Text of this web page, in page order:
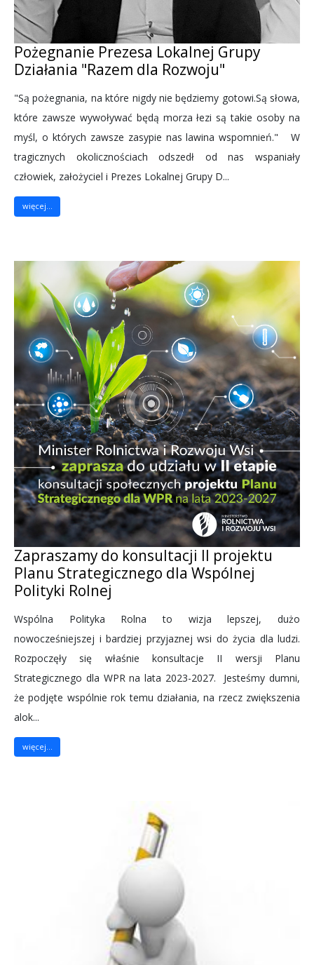
Pożegnanie Prezesa Lokalnej Grupy
Działania "Razem dla Rozwoju"
"Są pożegnania, na które nigdy nie będziemy gotowi.Są słowa,
które zawsze wywoływać będą morza łezi są takie osoby na
myśl, o których zawsze zasypie nas lawina wspomnień." W
tragicznych okolicznościach odszedł od nas wspaniały
człowiek, założyciel i Prezes Lokalnej Grupy D...
więcej...
Zapraszamy do konsultacji II projektu
Planu Strategicznego dla Wspólnej
Polityki Rolnej
Wspólna Polityka Rolna to wizja lepszej, dużo
nowocześniejszej i bardziej przyjaznej wsi do życia dla ludzi.
Rozpoczęły się właśnie konsultacje II wersji Planu
Strategicznego dla WPR na lata 2023-2027. Jesteśmy dumni,
że podjęte wspólnie rok temu działania, na rzecz zwiększenia
alok...
więcej...